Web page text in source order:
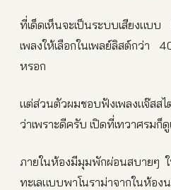
ที่เด็ดเห็นจะเป็นระบบเสียงแ
เพลงให้เลือกในเพลย์ลิสต์กว่
หรอก
แต่ส่วนตัวผมชอบฟังเพลงแจ๊ส
ว่าเพราะดีครับ เปิดที่เทวาศรมก็
ภายในห้องมีมุมพักผ่อนสบายๆ
ทะเลแบบพาโนราม่าจากในห้อง